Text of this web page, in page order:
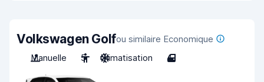
Volkswagen Golfou similaire Economique
Manuelle
5 Climatisation 4